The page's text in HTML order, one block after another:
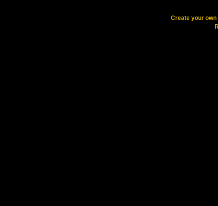
Create your own